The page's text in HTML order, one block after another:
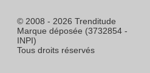
© 2008 - 2026 Trenditude
Marque déposée (3732854 -
INPI)
Tous droits réservés